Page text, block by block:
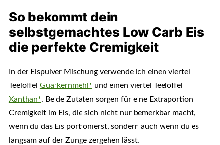
So bekommt dein
selbstgemachtes Low Carb Eis
die perfekte Cremigkeit
In der Eispulver Mischung verwende ich einen viertel
Teelöffel Guarkernmehl* und einen viertel Teelöffel
Xanthan*. Beide Zutaten sorgen für eine Extraportion
Cremigkeit im Eis, die sich nicht nur bemerkbar macht,
wenn du das Eis portionierst, sondern auch wenn du es
langsam auf der Zunge zergehen lässt.